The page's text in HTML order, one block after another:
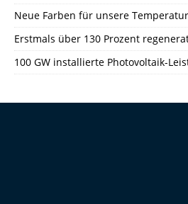
Neue Farben für unsere
Erstmals über 130 Prozent
100 GW installierte Photovoltaik-